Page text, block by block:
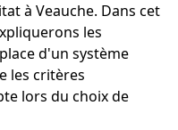
à Veauche. Dans cet
les
d'un système
les critères
lors du choix de